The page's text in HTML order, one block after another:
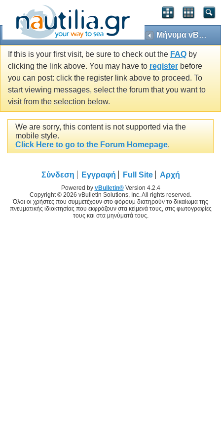
Μήνυμα vBulletin
If this is your first visit, be sure to check out the FAQ by
clicking the link above. You may have to register before
you can post: click the register link above to proceed. To
start viewing messages, select the forum that you want to
visit from the selection below.
We are sorry, this content is not supported via the
mobile style.
Click Here to go to the Forum Homepage.
Σύνδεση Εγγραφή Full Site Αρχή
Powered by vBulletin®Version 4.2.4
Copyright © 2026 vBulletin Solutions, Inc. All rights reserved.
Όλοι οι χρήστες που συμμετέχουν στο φόρουμ διατηρούν το δικαίωμα της
πνευματικής ιδιοκτησίας που εκφράζουν στα κείμενά τους, στις φωτογραφίες
τους και στα μηνύματά τους.